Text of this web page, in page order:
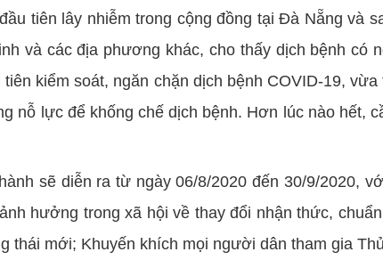
tiên lây nhiễm trong cộng đồng tại Đà Nẵng và
và các địa phương khác, cho thấy dịch bệnh có
kiểm soát, ngăn chặn dịch bệnh COVID-19,
nỗ lực để khống chế dịch bệnh. Hơn lúc nào hết,
sẽ diễn ra từ ngày 06/8/2020 đến 30/9/2020,
hưởng trong xã hội về thay đổi nhận thức,
thái mới; Khuyến khích mọi người dân tham gia